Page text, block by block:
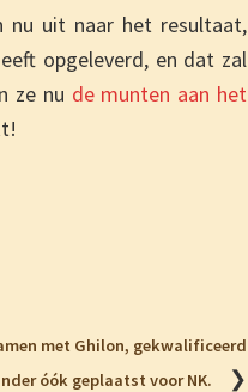
nu uit naar het resultaat,
opgeleverd, en dat zal
ze nu de munten aan het
met Ghilon, gekwalificeerd
óók geplaatst voor NK.
❯